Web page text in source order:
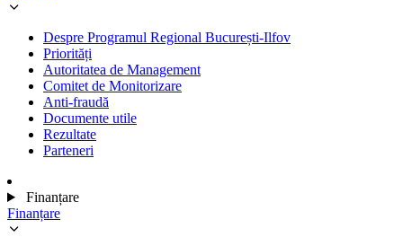
Despre Programul Regional București-Ilfov
Priorități
Autoritatea de Management
Comitet de Monitorizare
Anti-fraudă
Documente utile
Rezultate
Parteneri
Finanțare
Finanțare